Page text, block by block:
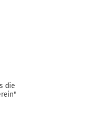
die